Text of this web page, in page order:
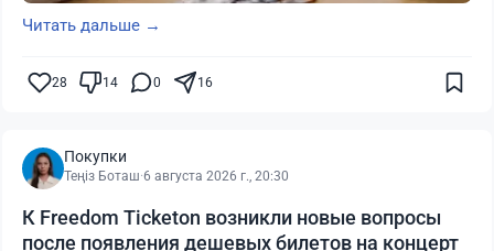
Читать дальше →
28 14 0 16
Покупки
Теңіз Боташ·6 августа 2026 г., 20:30
К Freedom Ticketon возникли новые вопросы
после появления дешевых билетов на концерт